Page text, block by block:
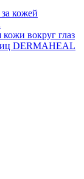
кожей
вокруг глаз
DERMAHEAL